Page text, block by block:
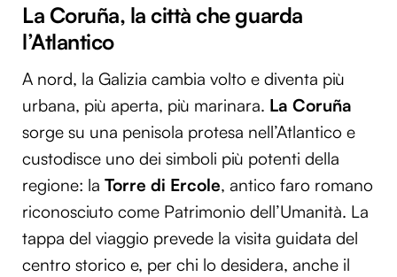
La Coruña, la città che guarda
l’Atlantico
A nord, la Galizia cambia volto e diventa più
urbana, più aperta, più marinara. La Coruña
sorge su una penisola protesa nell’Atlantico e
custodisce uno dei simboli più potenti della
regione: la Torre di Ercole, antico faro romano
riconosciuto come Patrimonio dell’Umanità. La
tappa del viaggio prevede la visita guidata del
centro storico e, per chi lo desidera, anche il